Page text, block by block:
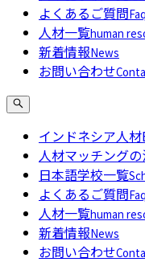
よくあるご質問Faq
人材一覧human
新着情報News
お問い合わせ
インドネシア人
人材マッチング
日本語学校一覧
よくあるご質問Faq
人材一覧human
新着情報News
お問い合わせ